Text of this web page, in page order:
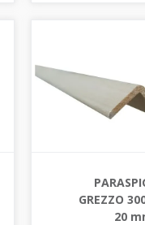
GREZZO
20